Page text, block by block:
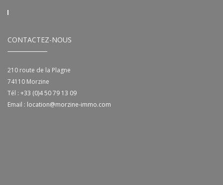
CONTACTEZ-NOUS
210 route de la Plagne
74110 Morzine
Tél : +33 (0)4 50 79 13 09
Email : location@morzine-immo.com